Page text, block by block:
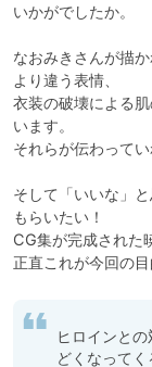
いかがでしたか。
なおみきさんが描
より違う表情、
衣装の破壊による
います。
それらが伝わってい
そして「いいな」
もらいたい！
CG集が完成された
正直これが今回の
ヒロインと
どくなってく